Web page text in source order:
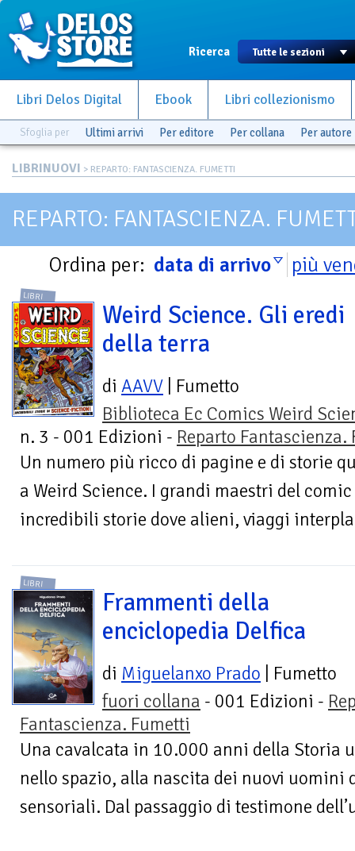
Ricerca
Libri Delos Digital Ebook Libri collezionismo
Sfoglia per Ultimi arrivi Per editore Per collana Per autore
LIBRINUOVI > REPARTO: FANTASCIENZA. FUMETTI
REPARTO: FANTASCIENZA.
Ordina per: data di arrivo più
LIBRI
Weird Science. Gli eredi
della terra
di AAVV | Fumetto
Biblioteca Ec Comics Weird
n. 3 - 001 Edizioni - Reparto Fantascienza.
Un numero più ricco di pagine e di storie
a Weird Science. I grandi maestri del
incredibili storie dove alieni, viaggi
LIBRI
Frammenti della
enciclopedia Delfica
di Miguelanxo Prado | Fumetto
fuori collana - 001 Edizioni -
Fantascienza. Fumetti
Una cavalcata in 10.000 anni della Storia
nello spazio, alla nascita dei nuovi uomini
sensoriali. Dal passaggio di testimone